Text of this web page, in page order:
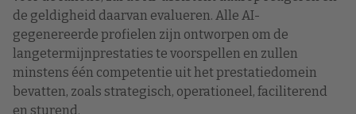
de geldigheid daarvan evalueren. Alle AI-
gegenereerde profielen zijn ontworpen om de
langetermijnprestaties te voorspellen en zullen
minstens één competentie uit het prestatiedomein
bevatten, zoals strategisch, operationeel, faciliterend
en sturend.